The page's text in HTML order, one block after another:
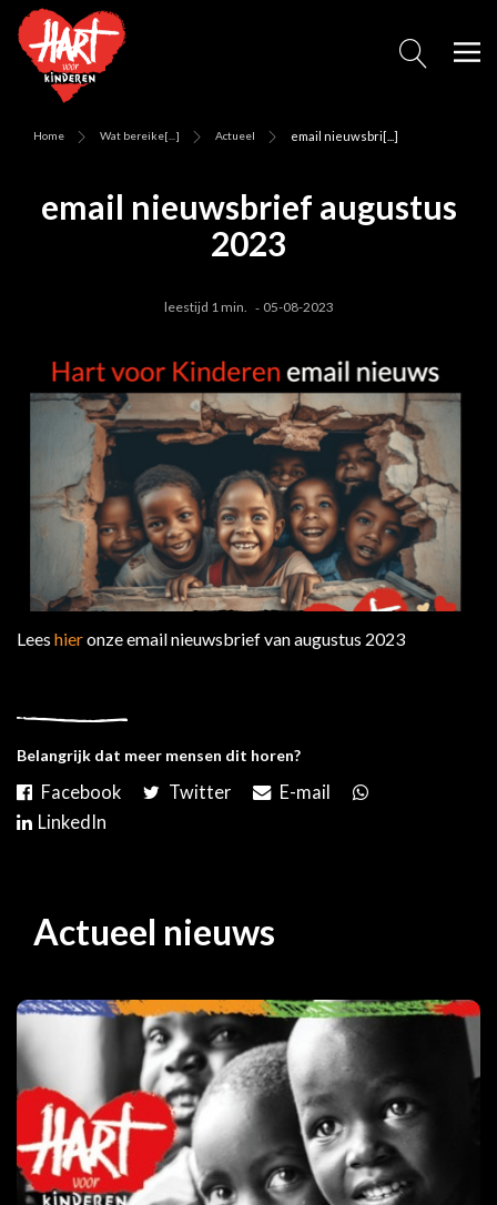
Home Wat bereike[...] Actueel email nieuwsbri[...]
email nieuwsbrief augustus
2023
leestijd 1 min. 05-08-2023
Lees hieronze email nieuwsbrief van augustus 2023
Belangrijk dat meer mensen dit horen?
Actueel nieuws